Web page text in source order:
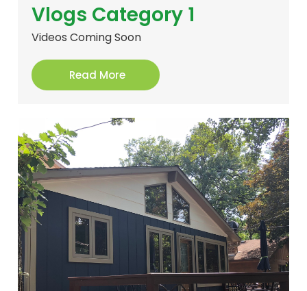
Vlogs Category 1
Videos Coming Soon
Read More